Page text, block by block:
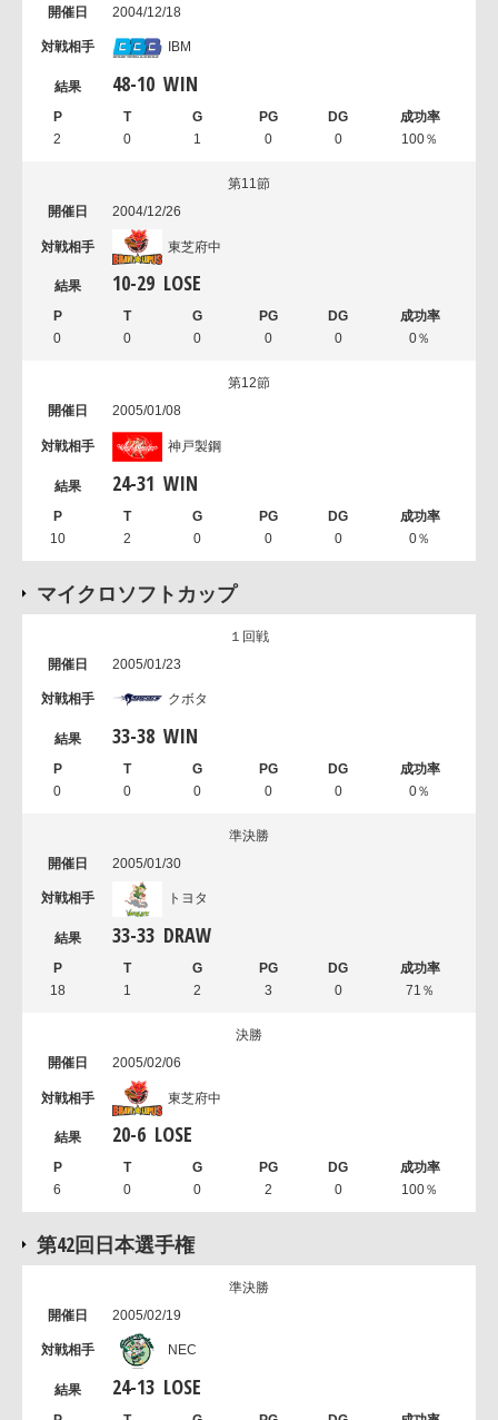
2004/12/18
IBM
48-10 WIN
2 0 1 0 0 100％
第11節
2004/12/26
東芝府中
10-29 LOSE
0 0 0 0 0 0％
第12節
2005/01/08
神戸製鋼
24-31 WIN
10 2 0 0 0 0％
マイクロソフトカップ
１回戦
2005/01/23
クボタ
33-38 WIN
0 0 0 0 0 0％
準決勝
2005/01/30
トヨタ
33-33 DRAW
18 1 2 3 0 71％
決勝
2005/02/06
東芝府中
20-6 LOSE
6 0 0 2 0 100％
第42回日本選手権
準決勝
2005/02/19
NEC
24-13 LOSE